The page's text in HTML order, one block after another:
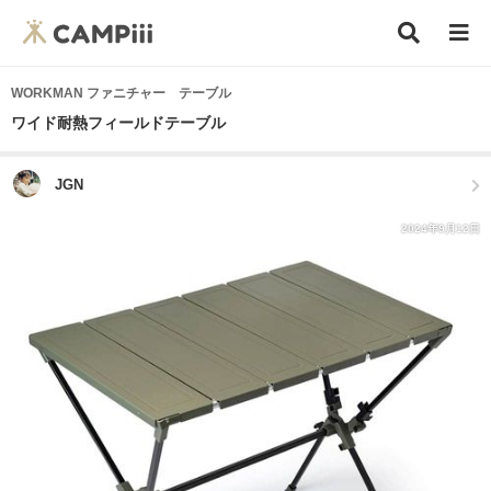
WORKMAN ファニチャー テーブル
ワイド耐熱フィールドテーブル
JGN
2024年9月12日